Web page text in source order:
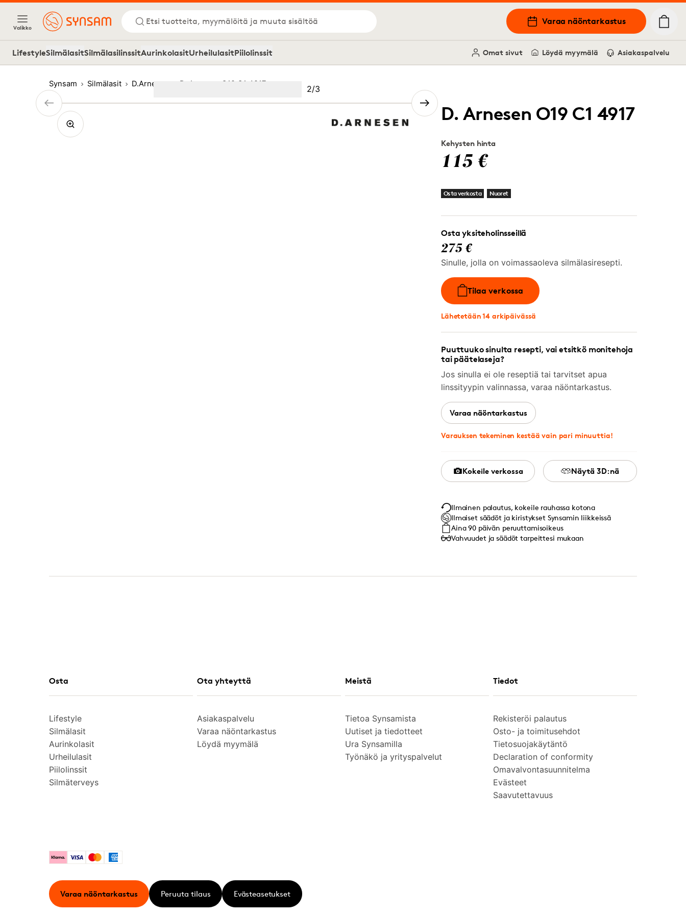
Valikko
Etsi tuotteita, myymälöitä ja muuta sisältöä Varaa näöntarkastus
LifestyleSilmälasitSilmälasilinssitAurinkolasitUrheilulasitPiilolinssit Omat sivut Löydä myymälä Asiakaspalvelu
Synsam Silmälasit D.Arnesen D. Arnesen O19 C1 4917
D. Arnesen O19 C1 4917
Kehysten hinta
115 €
Osta verkosta Nuoret
Osta yksiteholinsseillä
275 €
Sinulle, jolla on voimassaoleva silmälasiresepti.
Tilaa verkossa
Lähetetään 14 arkipäivässä
Puuttuuko sinulta resepti, vai etsitkö monitehoja
tai päätelaseja?
Jos sinulla ei ole reseptiä tai tarvitset apua
linssityypin valinnassa, varaa näöntarkastus.
Varaa näöntarkastus
Varauksen tekeminen kestää vain pari minuuttia!
Kokeile verkossa Näytä 3D:nä
Ilmainen palautus, kokeile rauhassa kotona
Ilmaiset säädöt ja kiristykset Synsamin liikkeissä
Aina 90 päivän peruuttamisoikeus
Vahvuudet ja säädöt tarpeittesi mukaan
Kuva
2/3
3
Osta
Lifestyle
Silmälasit
Aurinkolasit
Urheilulasit
Piilolinssit
Silmäterveys
Ota yhteyttä
Asiakaspalvelu
Varaa näöntarkastus
Löydä myymälä
Meistä
Tietoa Synsamista
Uutiset ja tiedotteet
Ura Synsamilla
Työnäkö ja yrityspalvelut
Tiedot
Rekisteröi palautus
Osto- ja toimitusehdot
Tietosuojakäytäntö
Declaration of conformity
Omavalvontasuunnitelma
Evästeet
Saavutettavuus
KlarnaVisa MastercardAmerican Express
Varaa näöntarkastus Peruuta tilaus Evästeasetukset